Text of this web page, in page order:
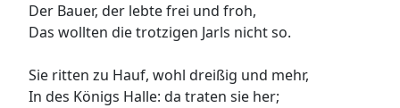
Der Bauer, der lebte frei und froh,
Das wollten die trotzigen Jarls nicht so.
Sie ritten zu Hauf, wohl dreißig und mehr,
In des Königs Halle: da traten sie her;